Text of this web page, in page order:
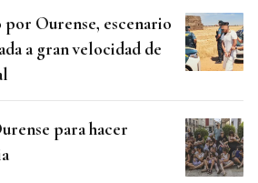
por Ourense, escenario
a gran velocidad de
para hacer